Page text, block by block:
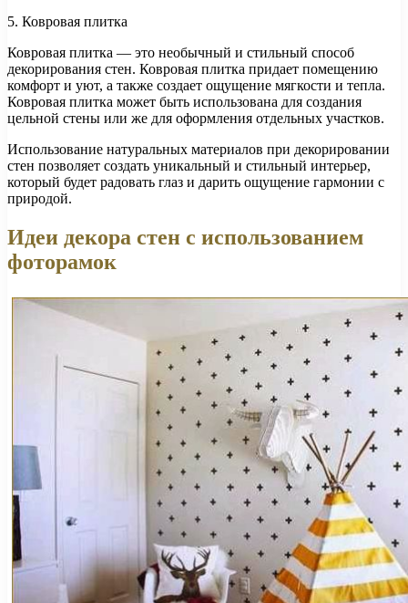
5. Ковровая плитка
Ковровая плитка — это необычный и стильный способ
декорирования стен. Ковровая плитка придает помещению
комфорт и уют, а также создает ощущение мягкости и тепла.
Ковровая плитка может быть использована для создания
цельной стены или же для оформления отдельных участков.
Использование натуральных материалов при декорировании
стен позволяет создать уникальный и стильный интерьер,
который будет радовать глаз и дарить ощущение гармонии с
природой.
Идеи декора стен с использованием
фоторамок